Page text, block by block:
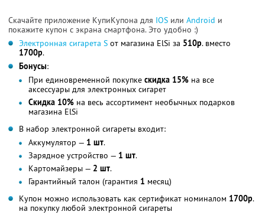
Скачайте приложение КупиКупона для IOS или Android и
покажите купон с экрана смартфона. Это удобно :)
Электронная сигарета S от магазина ElSi за 510р. вместо
1700р.
Бонусы:
При единовременной покупке скидка 15% на все
аксессуары для электронных сигарет
Скидка 10% на весь ассортимент необычных подарков
магазина ElSi
В набор электронной сигареты входит:
Аккумулятор — 1 шт.
Зарядное устройство — 1 шт.
Картомайзеры — 2 шт.
Гарантийный талон (гарантия 1 месяц)
Купон можно использовать как сертификат номиналом 1700р.
на покупку любой электронной сигареты